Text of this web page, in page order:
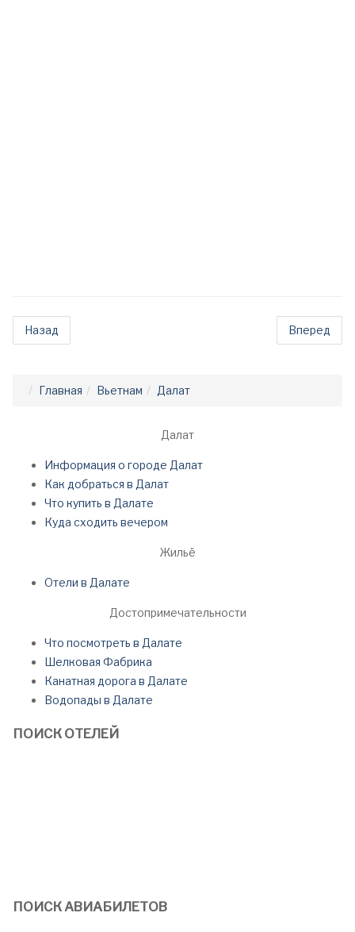
Назад Вперед
Главная Вьетнам Далат
Далат
Информация о городе Далат
Как добраться в Далат
Что купить в Далате
Куда сходить вечером
Жильё
Отели в Далате
Достопримечательности
Что посмотреть в Далате
Шелковая Фабрика
Канатная дорога в Далате
Водопады в Далате
ПОИСК ОТЕЛЕЙ
ПОИСК АВИАБИЛЕТОВ